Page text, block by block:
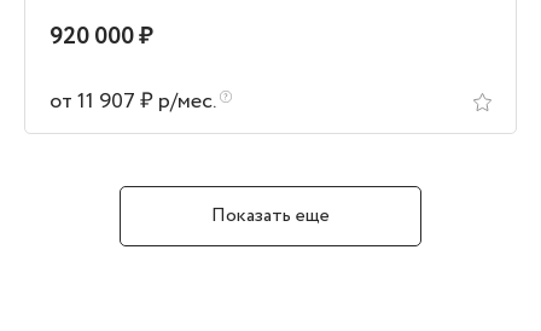
920 000 ₽
от 11 907 ₽ р/мес.
Показать еще